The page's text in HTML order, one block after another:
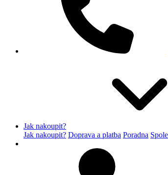
Jak nakoupit?
Jak nakoupit? Doprava a platba Poradna